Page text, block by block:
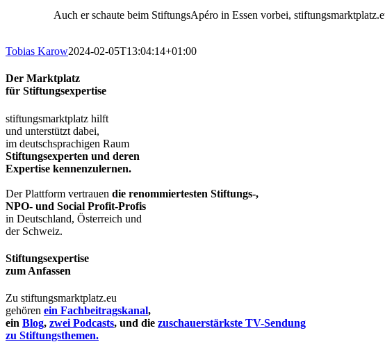
Auch er schaute beim StiftungsApéro in Essen vorbei,
Tobias Karow2024-02-05T13:04:14+01:00
Der Marktplatz
für Stiftungsexpertise
stiftungsmarktplatz hilft
und unterstützt dabei,
im deutschsprachigen Raum
Stiftungsexperten und deren
Expertise kennenzulernen.
Der Plattform vertrauen die renommiertesten Stiftungs-,
NPO- und Social Profit-Profis
in Deutschland, Österreich und
der Schweiz.
Stiftungsexpertise
zum Anfassen
Zu stiftungsmarktplatz.eu
gehören ein Fachbeitragskanal,
ein Blog, zwei Podcasts, und die zuschauerstärkste TV-Sendung
zu Stiftungsthemen.